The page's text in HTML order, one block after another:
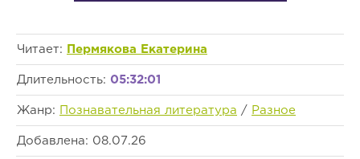
Читает: Пермякова Екатерина
Длительность: 05:32:01
Жанр: Познавательная литература / Разное
Добавлена: 08.07.26